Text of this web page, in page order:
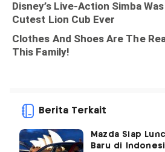
Berita Terkait
Mazda Siap
Baru di